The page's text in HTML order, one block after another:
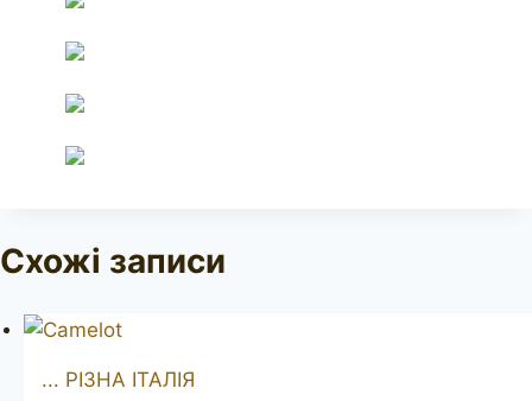
Схожі записи
... РІЗНА ІТАЛІЯ